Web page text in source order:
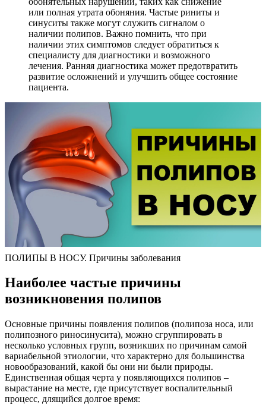
или полная утрата обоняния. Частые риниты и
синуситы также могут служить сигналом о
наличии полипов. Важно помнить, что при
наличии этих симптомов следует обратиться к
специалисту для диагностики и возможного
лечения. Ранняя диагностика может предотвратить
развитие осложнений и улучшить общее состояние
пациента.
ПОЛИПЫ В НОСУ. Причины заболевания
Наиболее частые причины
возникновения полипов
Основные причины появления полипов (полипоза носа, или
полипозного риносинусита), можно сгруппировать в
несколько условных групп, возникших по причинам самой
вариабельной этиологии, что характерно для большинства
новообразований, какой бы они ни были природы.
Единственная общая черта у появляющихся полипов –
вырастание на месте, где присутствует воспалительный
процесс, длящийся долгое время: